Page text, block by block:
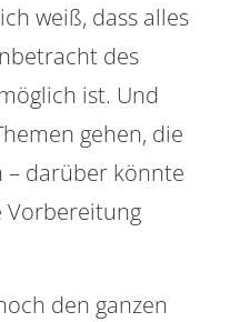
weiß, dass alles
des
ist. Und
gehen, die
– darüber könnte
Vorbereitung
den ganzen